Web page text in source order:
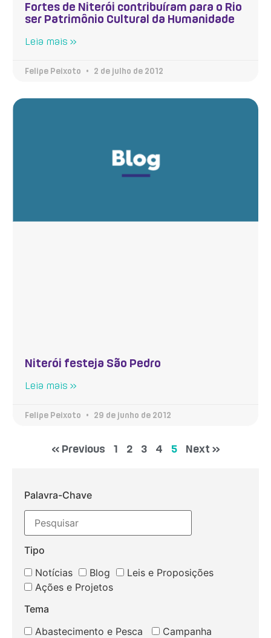
Fortes de Niterói contribuíram para o Rio
ser Patrimônio Cultural da Humanidade
Leia mais »
Felipe Peixoto 2 de julho de 2012
Niterói festeja São Pedro
Leia mais »
Felipe Peixoto 29 de junho de 2012
« Previous 1 2 3 4 5 Next »
Palavra-Chave
Tipo
Notícias
Blog
Leis e Proposições
Ações e Projetos
Tema
Abastecimento e Pesca
Campanha